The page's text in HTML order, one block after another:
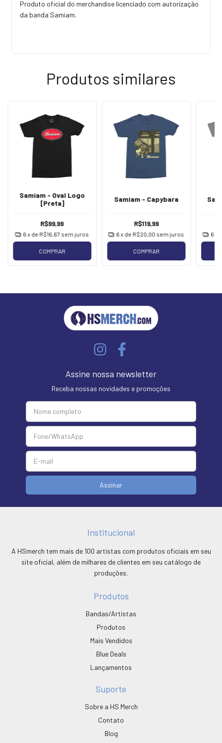
Produto oficial do merchandise licenciado com autorização
da banda Samiam.
Produtos similares
Samiam - Oval Logo
[Preta]
R$99,99
6x de R$16,67 sem juros
COMPRAR
Samiam - Capybara
R$119,99
6 x de R$20,00 sem juros
COMPRAR
6
Assine nossa newsletter
Receba nossas novidades e promoções
Institucional
A HSmerch tem mais de 100 artistas com produtos oficiais em seu
site oficial, além de milhares de clientes em seu catálogo de
produções.
Produtos
Bandas/Artistas
Produtos
Mais Vendidos
Blue Deals
Lançamentos
Suporte
Sobre a HS Merch
Contato
Blog